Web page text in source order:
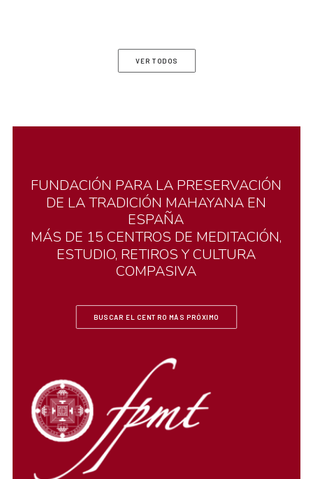
VER TODOS
FUNDACIÓN PARA LA PRESERVACIÓN
DE LATRADICIÓN MAHAYANA EN
ESPAÑA
MÁS DE 15 CENTROS DE MEDITACIÓN,
ESTUDIO, RETIROS YCULTURA
COMPASIVA
BUSCAR EL CENTRO MÁS PRÓXIMO